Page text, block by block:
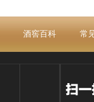
酒窖百科 常